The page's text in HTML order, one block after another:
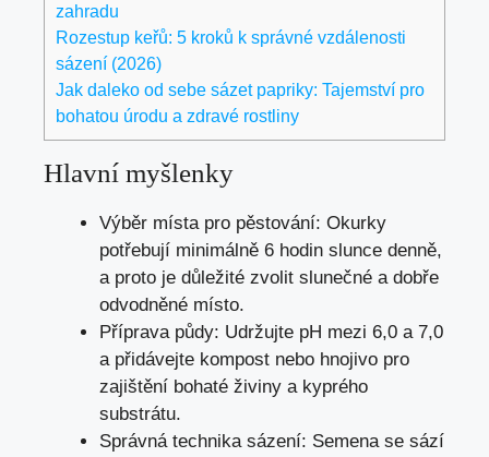
zahradu
Rozestup keřů: 5 kroků k správné vzdálenosti
sázení (2026)
Jak daleko od sebe sázet papriky: Tajemství pro
bohatou úrodu a zdravé rostliny
Hlavní myšlenky
Výběr místa pro pěstování: Okurky
potřebují minimálně 6 hodin slunce denně,
a proto je důležité zvolit slunečné a dobře
odvodněné místo.
Příprava půdy: Udržujte pH mezi 6,0 a 7,0
a přidávejte kompost nebo hnojivo pro
zajištění bohaté živiny a kyprého
substrátu.
Správná technika sázení: Semena se sází